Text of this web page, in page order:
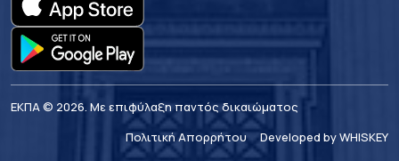
ΕΚΠΑ © 2026. Με επιφύλαξη παντός δικαιώματος
Πολιτική Απορρήτου
Developed by WHISKEY